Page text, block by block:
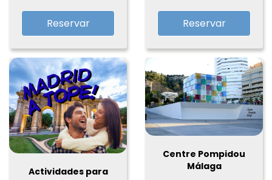
Reservar Reservar
Actividades para
Centre Pompidou
Málaga